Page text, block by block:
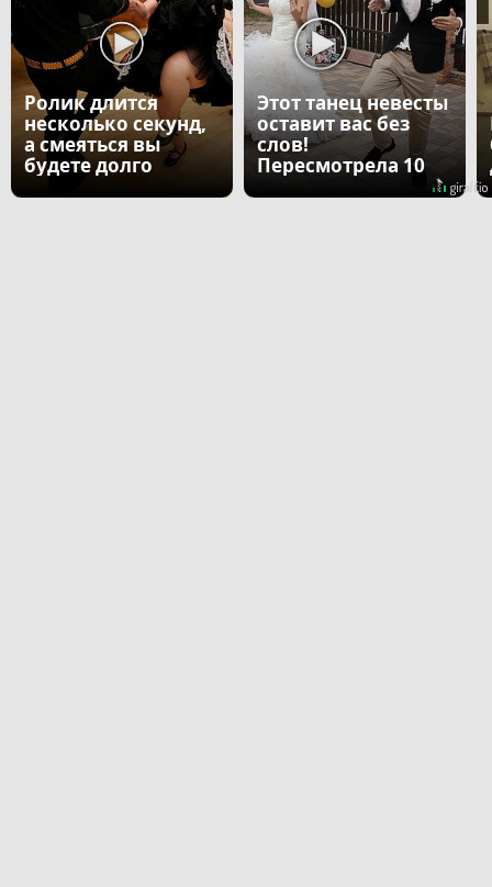
Ролик длится
несколько секунд,
а смеяться вы
будете долго
Этот танец невесты
оставит вас без
слов!
Пересмотрела 10